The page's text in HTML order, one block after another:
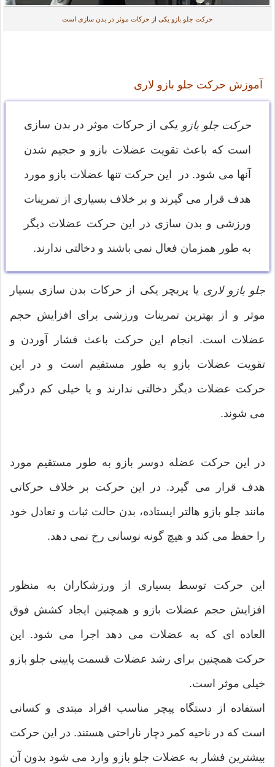
حرکت جلو بازو یکی از حرکات موثر در بدن سازی است
آموزش حرکت جلو بازو لاری
حرکت جلو بازو یکی از حرکات موثر در بدن سازی
است که باعث تقویت عضلات بازو و حجیم شدن
آنها می شود. در این حرکت تنها عضلات بازو مورد
هدف قرار می گیرند و بر خلاف بسیاری از تمرینات
ورزشی و بدن سازی در این حرکت عضلات دیگر
به طور همزمان فعال نمی باشند و دخالتی ندارند.
جلو بازو لاری یا پریچر یکی از حرکات بدن سازی بسیار
موثر و از بهترین تمرینات ورزشی برای افزایش حجم
عضلات است. انجام این حرکت باعث فشار آوردن و
تقویت عضلات بازو به طور مستقیم است و در این
حرکت عضلات دیگر دخالتی ندارند و یا خیلی کم درگیر
می شوند.
در این حرکت عضله دوسر بازو به طور مستقیم مورد
هدف قرار می گیرد. در این حرکت بر خلاف حرکاتی
مانند جلو بازو هالتر ایستاده، بدن حالت ثبات و تعادل خود
را حفظ می کند و هیچ گونه نوسانی رخ نمی دهد.
این حرکت توسط بسیاری از ورزشکاران به منظور
افزایش حجم عضلات بازو و همچنین ایجاد کشش فوق
العاده ای که به عضلات می دهد اجرا می شود. این
حرکت همچنین برای رشد عضلات قسمت پایینی جلو بازو
خیلی موثر است.
استفاده از دستگاه پیچر مناسب افراد مبتدی و کسانی
است که در ناحیه کمر دچار ناراحتی هستند. در این حرکت
بیشترین فشار به عضلات جلو بازو وارد می شود بدون آن